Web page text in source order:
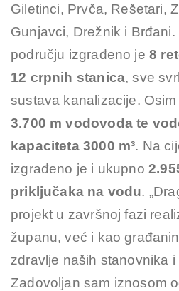
Giletinci, Prvča, Rešetari,
Gunjavci, Drežnik i Brđani.
području izgrađeno je 8
12 crpnih stanica, sve
sustava kanalizacije.
3.700 m vodovoda te
kapaciteta 3000 m³. Na
izgrađeno je i ukupno
priključaka na vodu.
projekt u završnoj fazi
županu, već i kao
zdravlje naših stanovnika
Zadovoljan sam iznosom